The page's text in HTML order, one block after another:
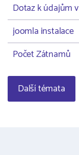
Dotaz k údajům
joomla instalace
Počet Zátnamů
Další témata